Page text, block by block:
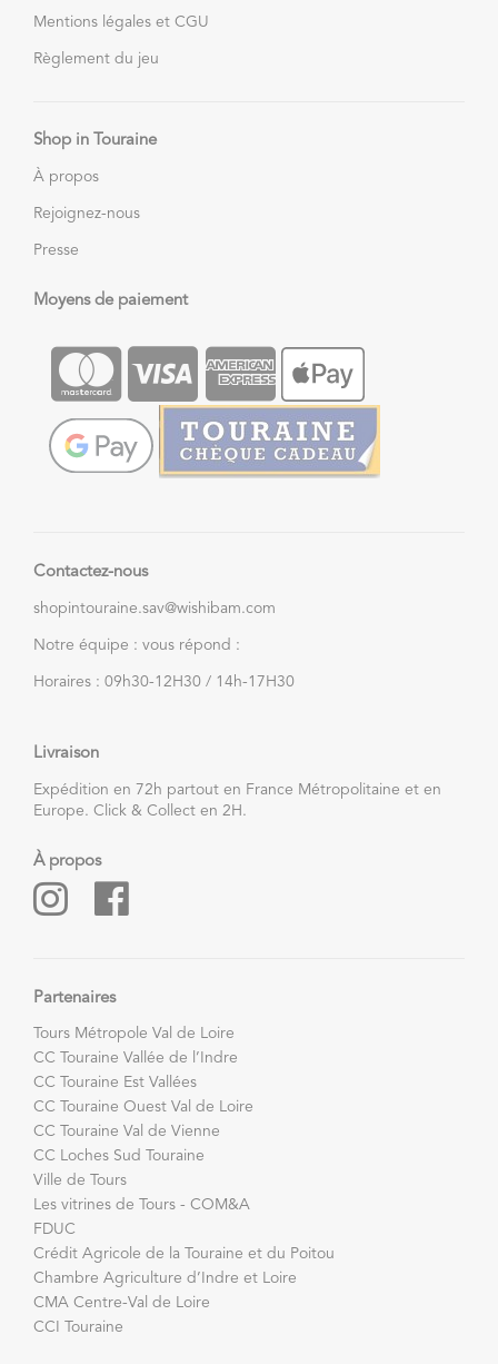
Mentions légales et CGU
Règlement du jeu
Shop in Touraine
À propos
Rejoignez-nous
Presse
Moyens de paiement
Contactez-nous
shopintouraine.sav@wishibam.com
Notre équipe : vous répond :
Horaires : 09h30-12H30 / 14h-17H30
Livraison
Expédition en 72h partout en France Métropolitaine et en
Europe. Click & Collect en 2H.
À propos
Partenaires
Tours Métropole Val de Loire
CC Touraine Vallée de l’Indre
CC Touraine Est Vallées
CC Touraine Ouest Val de Loire
CC Touraine Val de Vienne
CC Loches Sud Touraine
Ville de Tours
Les vitrines de Tours - COM&A
FDUC
Crédit Agricole de la Touraine et du Poitou
Chambre Agriculture d’Indre et Loire
CMA Centre-Val de Loire
CCI Touraine